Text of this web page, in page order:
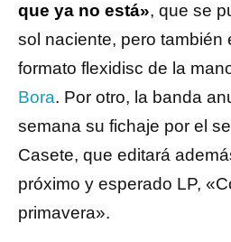
que ya no está», que se
sol naciente, pero también
formato flexidisc de la
Bora. Por otro, la banda
semana su fichaje por el
Casete, que editará
próximo y esperado LP,
primavera».